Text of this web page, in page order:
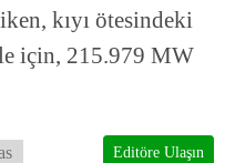
kıyı ötesindeki
için, 215.979 MW
Editöre Ulaşın